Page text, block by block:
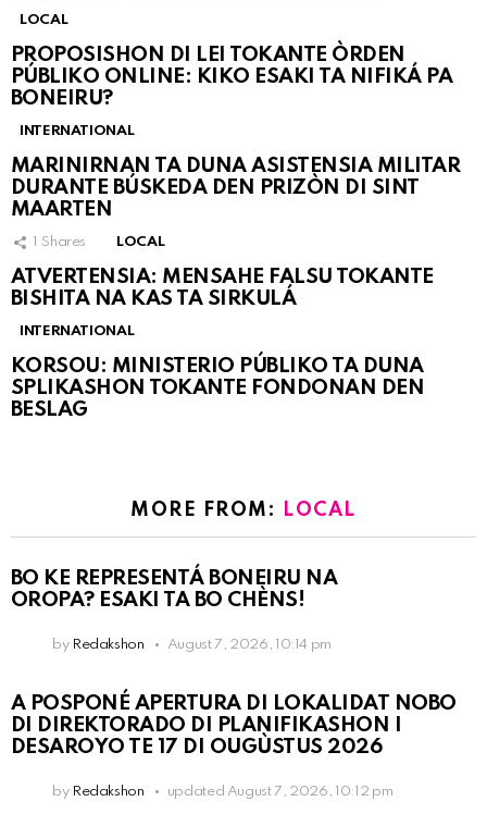
LOCAL
PROPOSISHON DI LEI TOKANTE ÒRDEN
PÚBLIKO ONLINE: KIKO ESAKI TA NIFIKÁ PA
BONEIRU?
INTERNATIONAL
MARINIRNAN TA DUNA ASISTENSIA MILITAR
DURANTE BÚSKEDA DEN PRIZÒN DI SINT
MAARTEN
Shares LOCAL
ATVERTENSIA: MENSAHE FALSU TOKANTE
BISHITA NA KAS TA SIRKULÁ
INTERNATIONAL
KORSOU: MINISTERIO PÚBLIKO TA DUNA
SPLIKASHON TOKANTE FONDONAN DEN
BESLAG
MORE FROM: LOCAL
BO KE REPRESENTÁ BONEIRU NA
OROPA? ESAKI TA BO CHÈNS!
by Redakshon August 7, 2026, 10:14 pm
A POSPONÉ APERTURA DI LOKALIDAT NOBO
DI DIREKTORADO DI PLANIFIKASHON I
DESAROYO TE 17 DI OUGÙSTUS 2026
by Redakshon updated August 7, 2026, 10:12 pm